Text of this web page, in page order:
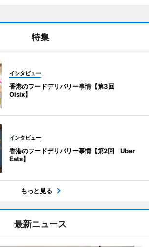
特集
インタビュー
香港のフードデリバリー事情【第3回
Oisix】
インタビュー
香港のフードデリバリー事情【第2回 Uber
Eats】
もっと見る
最新ニュース